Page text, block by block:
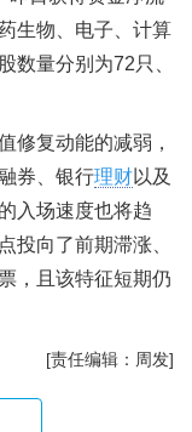
生物、电子、计算
数量分别为72只、
修复动能的减弱，
券、银行理财以及
入场速度也将趋
投向了前期滞涨、
，且该特征短期仍
[责任编辑：周发]